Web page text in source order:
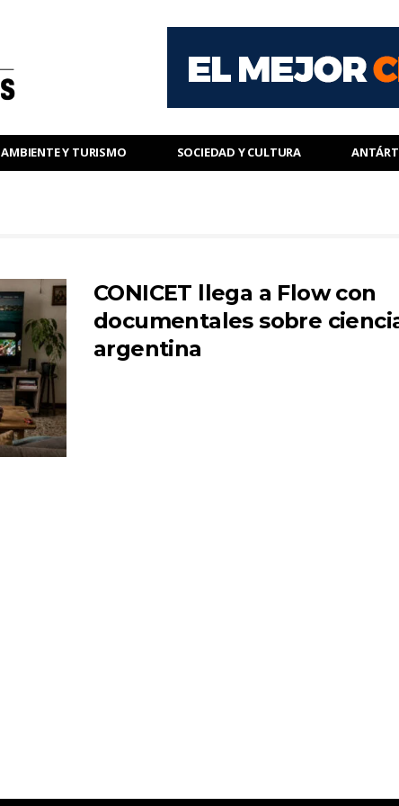
AMBIENTE Y TURISMO SOCIEDAD Y CULTURA
CONICET llega a Flow con
documentales sobre
argentina